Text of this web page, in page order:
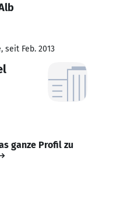
seit Feb. 2013
ganze Profil zu